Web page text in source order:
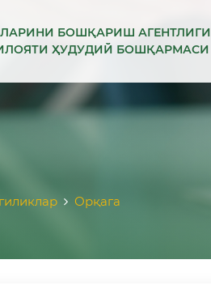
БОШҚАРИШ АГЕНТЛИГИ
ҲУДУДИЙ БОШҚАРМАСИ
Орқага